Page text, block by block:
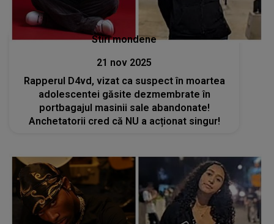
Stiri mondene
21 nov 2025
Rapperul D4vd, vizat ca suspect în moartea
adolescentei găsite dezmembrate în
portbagajul masinii sale abandonate!
Anchetatorii cred că NU a acționat singur!